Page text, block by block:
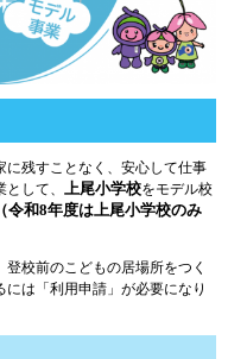
に残すことなく、安心して仕事
して、
上尾小学校をモデル校
（令和8年度は上尾小学校のみ
校前のこどもの居場所をつく
は「利用申請」が必要になり